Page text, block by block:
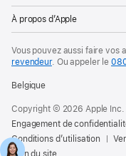
À propos d’Apple
Vous pouvez aussi faire vos
revendeur. Ouappeler le
Belgique
Copyright © 2026 Apple Inc.
Engagement de
Conditions d’utilisation
Plan du site